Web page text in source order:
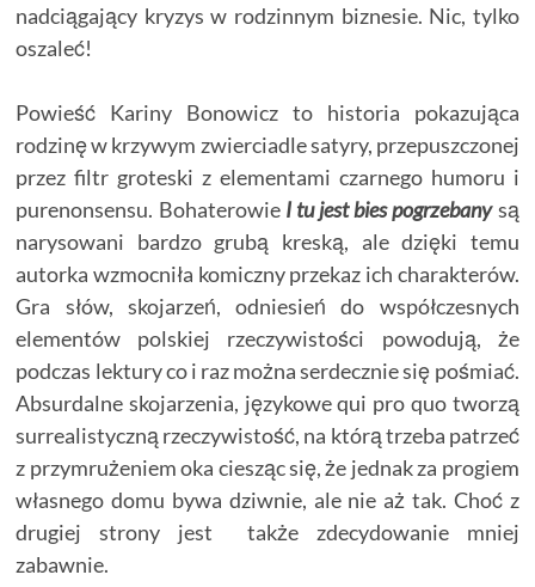
nadciągający kryzys w rodzinnym biznesie. Nic, tylko
oszaleć!
Powieść Kariny Bonowicz to historia pokazująca
rodzinę w krzywym zwierciadle satyry, przepuszczonej
przez filtr groteski z elementami czarnego humoru i
purenonsensu. Bohaterowie I tu jest bies pogrzebanysą
narysowani bardzo grubą kreską, ale dzięki temu
autorka wzmocniła komiczny przekaz ich charakterów.
Gra słów, skojarzeń, odniesień do współczesnych
elementów polskiej rzeczywistości powodują, że
podczas lektury co i raz można serdecznie się pośmiać.
Absurdalne skojarzenia, językowe qui pro quo tworzą
surrealistyczną rzeczywistość, na którą trzeba patrzeć
z przymrużeniem oka ciesząc się, że jednak za progiem
własnego domu bywa dziwnie, ale nie aż tak. Choć z
drugiej strony jest także zdecydowanie mniej
zabawnie.